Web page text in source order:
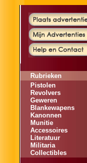
Rubrieken
Pistolen
Revolvers
Geweren
Blankewapens
Kanonnen
Munitie
Accessoires
Literatuur
Militaria
Collectibles